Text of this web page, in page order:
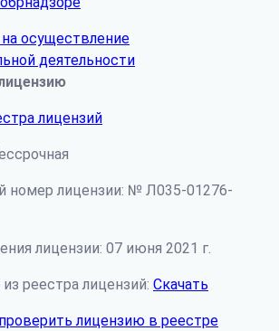
номер лицензии: № Л035-01276-
лицензии: 07 июня 2021 г.
реестра лицензий: Скачать
лицензию в реестре